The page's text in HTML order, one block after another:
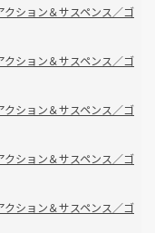
ション＆サスペンス／ゴ
ション＆サスペンス／ゴ
ション＆サスペンス／ゴ
ション＆サスペンス／ゴ
ション＆サスペンス／ゴ